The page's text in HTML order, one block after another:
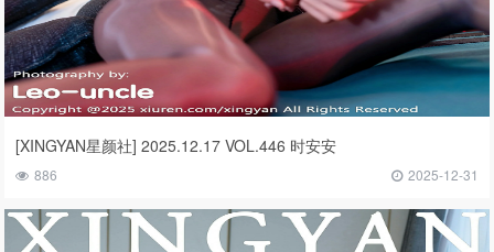
[XINGYAN星颜社] 2025.12.17 VOL.446 时安安
886 2025-12-31